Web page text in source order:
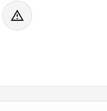
吴于死地之际，宁宁
奇虽然是吴三桂至亲